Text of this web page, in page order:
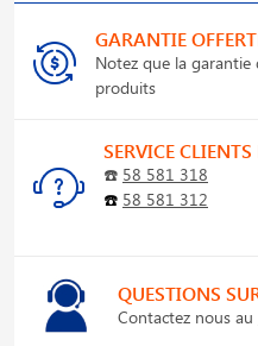
GARANTIE
Notez que la
produits
SERVICE
☎️ 58 581 318
☎️ 58 581 312
QUESTIONS
Contactez nous au